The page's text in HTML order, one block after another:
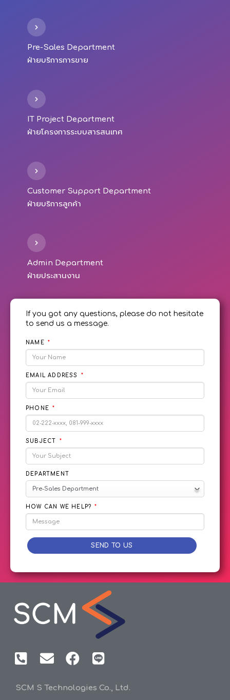
Pre-Sales Department
ฝ่ายบริการการขาย
IT Project Department
ฝ่ายโครงการระบบสารสนเทศ
Customer Support Department
ฝ่ายบริการลูกค้า
Admin Department
ฝ่ายประสานงาน
If you got any questions, please do not hesitate
to send us a message.
NAME
EMAIL ADDRESS
PHONE
SUBJECT
DEPARTMENT
HOW CAN WE HELP?
SEND TO US
SCM S Technologies Co., Ltd.